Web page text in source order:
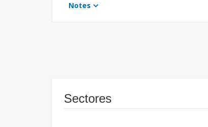
Notes
Sectores